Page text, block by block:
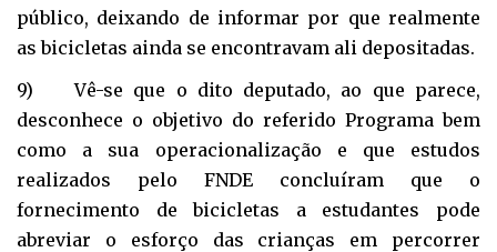
público, deixando de informar por que realmente
as bicicletas ainda se encontravam ali depositadas.
9) Vê-se que o dito deputado, ao que parece,
desconhece o objetivo do referido Programa bem
como a sua operacionalização e que estudos
realizados pelo FNDE concluíram que o
fornecimento de bicicletas a estudantes pode
abreviar o esforço das crianças em percorrer